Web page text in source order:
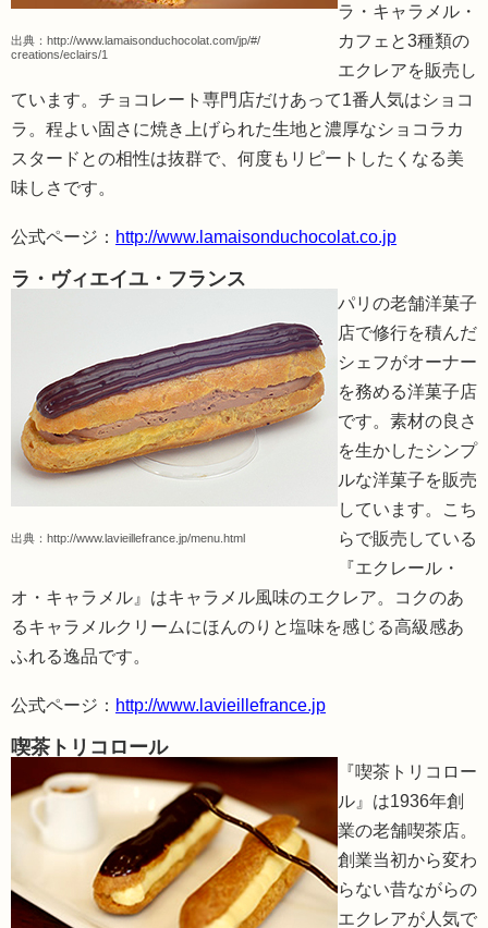
出典： http://www.lamaisonduchocolat.com/jp/#/
creations/eclairs/1
ラ・キャラメル・
カフェと3種類の
エクレアを販売し
ています。チョコレート専門店だけあって1番人気はショコ
ラ。程よい固さに焼き上げられた生地と濃厚なショコラカ
スタードとの相性は抜群で、何度もリピートしたくなる美
味しさです。
公式ページ： http://www.lamaisonduchocolat.co.jp
ラ・ヴィエイユ・フランス
出典： http://www.lavieillefrance.jp/menu.html
パリの老舗洋菓子
店で修行を積んだ
シェフがオーナー
を務める洋菓子店
です。素材の良さ
を生かしたシンプ
ルな洋菓子を販売
しています。こち
らで販売している
『エクレール・
オ・キャラメル』はキャラメル風味のエクレア。コクのあ
るキャラメルクリームにほんのりと塩味を感じる高級感あ
ふれる逸品です。
公式ページ： http://www.lavieillefrance.jp
喫茶トリコロール
『喫茶トリコロー
ル』は1936年創
業の老舗喫茶店。
創業当初から変わ
らない昔ながらの
エクレアが人気で